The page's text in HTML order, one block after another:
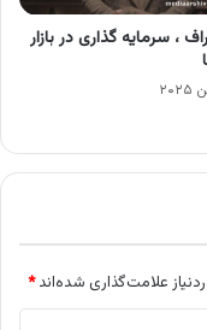
، سرمایه گذاری در بازار
علامت‌گذاری شده‌اند*